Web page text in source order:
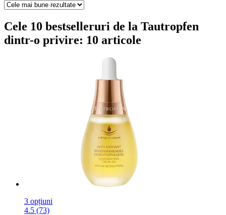
Cele 10 bestselleruri de la Tautropfen
dintr-o privire: 10 articole
3 opțiuni
4.5 (73)